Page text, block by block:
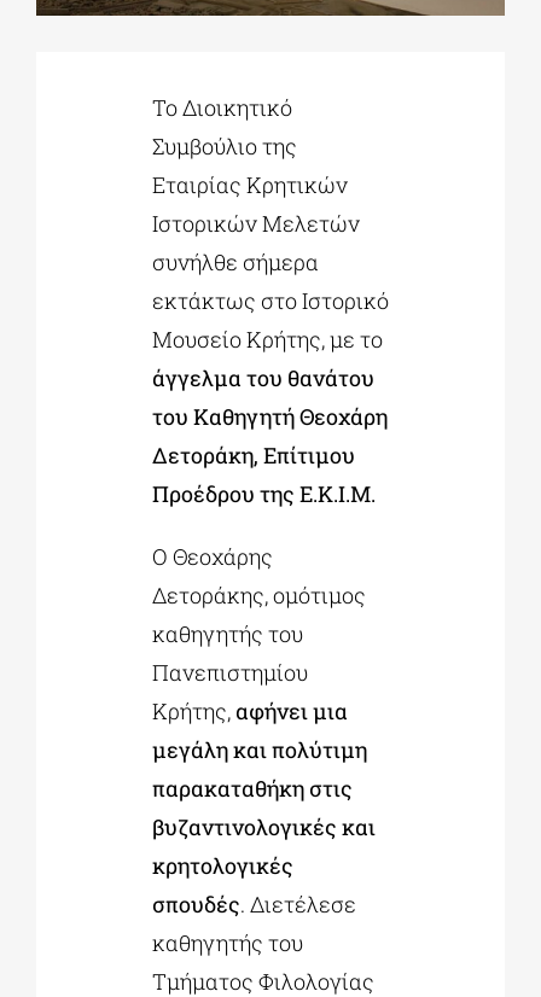
ΕΚΠΑΙΔΕΥΤΙΚΑ ΙΔΡΥΜΑΤΑ
ΠΟΛΙΤΙΣΤΙΚΟΙ ΦΟΡΕΙΣ
Το Διοικητικό
Συμβούλιο της
Εταιρίας Κρητικών
Ιστορικών Μελετών
συνήλθε σήμερα
εκτάκτως στο Ιστορικό
Μουσείο Κρήτης, με το
άγγελμα του θανάτου
του Καθηγητή Θεοχάρη
Δετοράκη, Επίτιμου
Προέδρου της Ε.Κ.Ι.Μ.
Ο Θεοχάρης
Δετοράκης, ομότιμος
καθηγητής του
Πανεπιστημίου
Κρήτης, αφήνει μια
μεγάλη και πολύτιμη
παρακαταθήκη στις
βυζαντινολογικές και
κρητολογικές
σπουδές. Διετέλεσε
καθηγητής του
Τμήματος Φιλολογίας